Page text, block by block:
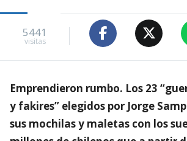
5441
visitas
Emprendieron rumbo. Los 23
y fakires” elegidos por Jorge
sus mochilas y maletas con los